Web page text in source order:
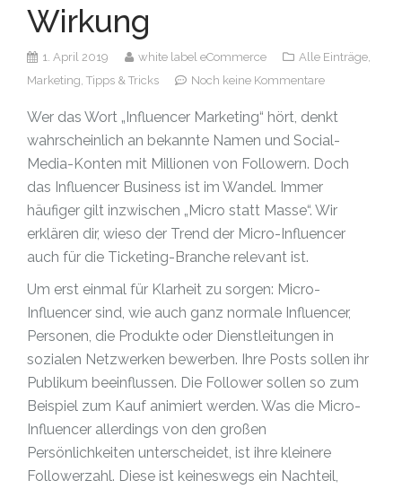
Wirkung
1. April 2019 white label eCommerce
Alle Einträge,
Marketing, Tipps & Tricks Noch keine Kommentare
Wer das Wort „Influencer Marketing“ hört, denkt
wahrscheinlich an bekannte Namen und Social-
Media-Konten mit Millionen von Followern. Doch
das Influencer Business ist im Wandel. Immer
häufiger gilt inzwischen „Micro statt Masse“. Wir
erklären dir, wieso der Trend der Micro-Influencer
auch für die Ticketing-Branche relevant ist.
Um erst einmal für Klarheit zu sorgen: Micro-
Influencer sind, wie auch ganz normale Influencer,
Personen, die Produkte oder Dienstleitungen in
sozialen Netzwerken bewerben. Ihre Posts sollen ihr
Publikum beeinflussen. Die Follower sollen so zum
Beispiel zum Kauf animiert werden. Was die Micro-
Influencer allerdings von den großen
Persönlichkeiten unterscheidet, ist ihre kleinere
Followerzahl. Diese ist keineswegs ein Nachteil,